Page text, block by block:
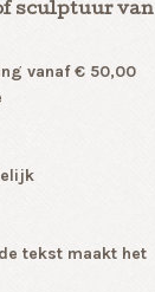
sculptuur van
vanaf € 50,00
tekst maakt het